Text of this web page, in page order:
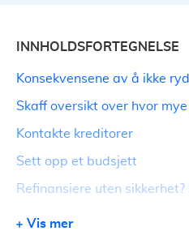
INNHOLDSFORTEGNELSE
Konsekvensene av å ikke
Skaff oversikt over hvor
Kontakte kreditorer
Sett opp et budsjett
Refinansiere uten
Har du
Vis mer